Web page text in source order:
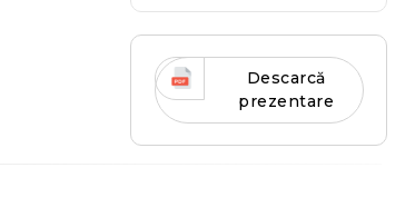
Descarcă
prezentare